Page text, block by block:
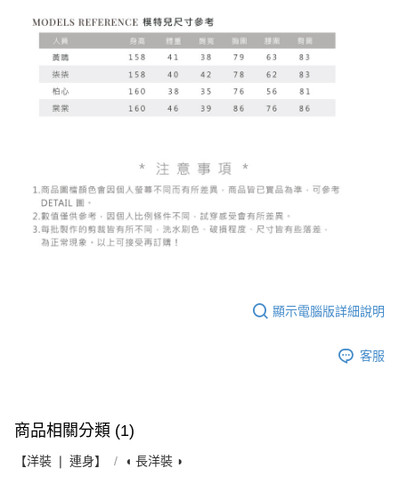
顯示電腦版詳細說明
客服
商品相關分類 (1)
【洋裝 ❘ 連身】 ◖ 長洋裝 ◗